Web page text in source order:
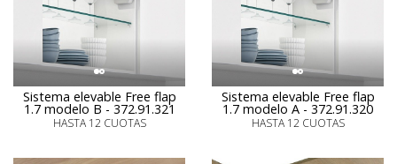
Sistema elevable Free flap
1.7 modelo B - 372.91.321
HASTA 12 CUOTAS
Sistema elevable Free flap
1.7 modelo A - 372.91.320
HASTA 12 CUOTAS